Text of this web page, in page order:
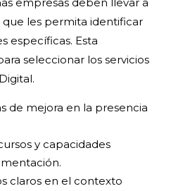
que les permita identificar
específicas. Esta
seleccionar los servicios
de mejora en la presencia
y capacidades
claros en el contexto